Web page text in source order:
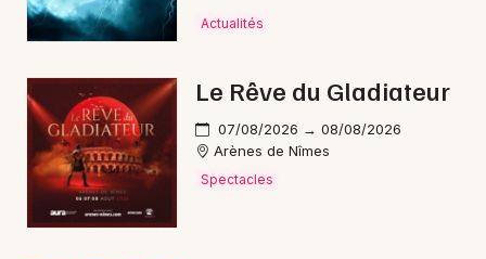
Artistes en tournée
Actus au Grau-du-Roi
Magazine au Grau-du-Roi
Actualités
Le Rêve du Gladiateur
07/08/2026 → 08/08/2026
Arènes de Nîmes
Spectacles